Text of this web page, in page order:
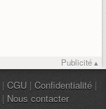
Publicité ▴
| CGU | Confidentialité |
| Nous contacter